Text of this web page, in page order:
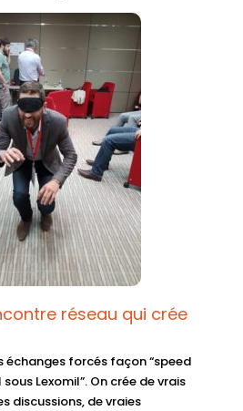
réseau qui crée
échanges forcés façon “speed
Lexomil”. On crée de vrais
discussions, de vraies